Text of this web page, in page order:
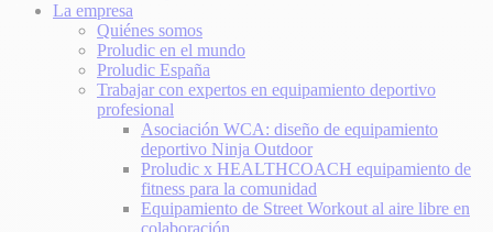
La empresa
Quiénes somos
Proludic en el mundo
Proludic España
Trabajar con expertos en equipamiento deportivo
profesional
Asociación WCA: diseño de equipamiento
deportivo Ninja Outdoor
Proludic x HEALTHCOACH equipamiento de
fitness para la comunidad
Equipamiento de Street Workout al aire libre en
colaboración